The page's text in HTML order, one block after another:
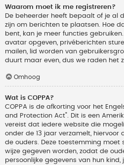
Waarom moet ik me registreren?
De beheerder heeft bepaalt of je al
zijn om berichten te plaatsen. Hoe
bent, kan je meer functies
avatar opgeven, privéberichten
mailen, lid worden van
duurt maar even, dus we raden het
Omhoog
Wat is COPPA?
COPPA is de afkorting voor het
and Protection Act". Dit is een
vereist dat iedere website die
onder de 13 jaar verzamelt,
de ouders. Deze toestemming moet
wijze gegeven worden, zodat de
persoonlijke gegevens van hun kind,